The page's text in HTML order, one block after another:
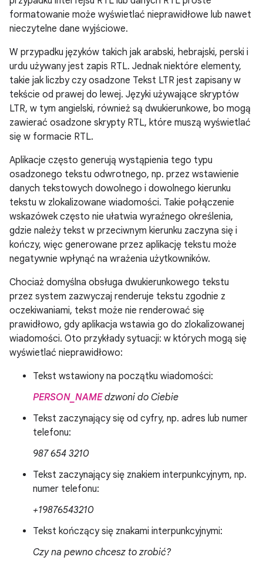
formatowanie może wyświetlać nieprawidłowe lub nawet
nieczytelne dane wyjściowe.
W przypadku języków takich jak arabski, hebrajski, perski i
urdu używany jest zapis RTL. Jednak niektóre elementy,
takie jak liczby czy osadzone Tekst LTR jest zapisany w
tekście od prawej do lewej. Języki używające skryptów
LTR, w tym angielski, również są dwukierunkowe, bo mogą
zawierać osadzone skrypty RTL, które muszą wyświetlać
się w formacie RTL.
Aplikacje często generują wystąpienia tego typu
osadzonego tekstu odwrotnego, np. przez wstawienie
danych tekstowych dowolnego i dowolnego kierunku
tekstu w zlokalizowane wiadomości. Takie połączenie
wskazówek często nie ułatwia wyraźnego określenia,
gdzie należy tekst w przeciwnym kierunku zaczyna się i
kończy, więc generowane przez aplikację tekstu może
negatywnie wpłynąć na wrażenia użytkowników.
Chociaż domyślna obsługa dwukierunkowego tekstu
przez system zazwyczaj renderuje tekstu zgodnie z
oczekiwaniami, tekst może nie renderować się
prawidłowo, gdy aplikacja wstawia go do zlokalizowanej
wiadomości. Oto przykłady sytuacji: w których mogą się
wyświetlać nieprawidłowo:
Tekst wstawiony na początku wiadomości:
PERSON_NAME dzwoni do Ciebie
Tekst zaczynający się od cyfry, np. adres lub numer
telefonu:
987 654 3210
Tekst zaczynający się znakiem interpunkcyjnym, np.
numer telefonu:
+19876543210
Tekst kończący się znakami interpunkcyjnymi:
Czy na pewno chcesz to zrobić?